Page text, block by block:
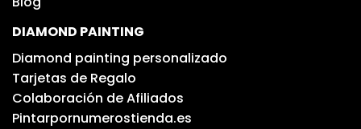
DIAMOND PAINTING
Diamond painting personalizado
Tarjetas de Regalo
Colaboración de Afiliados
Pintarpornumerostienda.es